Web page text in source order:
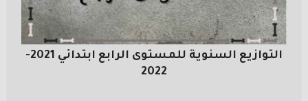
التوازيع السنوية للمستوى الرابع ابتدائي 2021-
2022